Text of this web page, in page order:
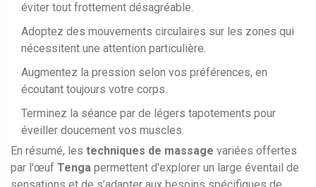
éviter tout frottement désagréable.
Adoptez des mouvements circulaires sur les zones qui
nécessitent une attention particulière.
Augmentez la pression selon vos préférences, en
écoutant toujours votre corps.
Terminez la séance par de légers tapotements pour
éveiller doucement vos muscles.
En résumé, les techniques de massage variées offertes
par l'œuf Tenga permettent d'explorer un large éventail de